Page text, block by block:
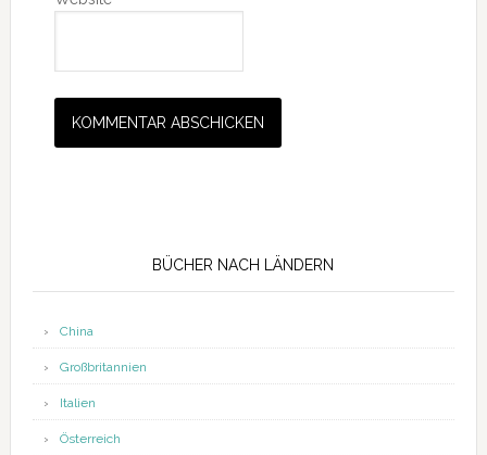
BÜCHER NACH LÄNDERN
China
Großbritannien
Italien
Österreich